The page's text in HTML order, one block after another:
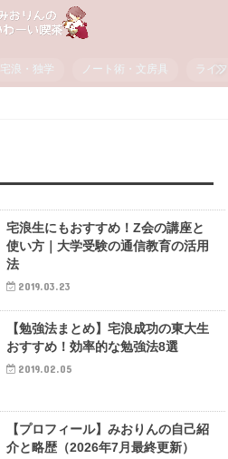
宅浪・独学 ノート術・文房具 ライ
宅浪生にもおすすめ！Z会の講座と
使い方｜大学受験の通信教育の活用
法
2019.03.23
【勉強法まとめ】宅浪成功の東大生
おすすめ！効率的な勉強法8選
2019.02.05
【プロフィール】みおりんの自己紹
介と略歴（2026年7月最終更新）